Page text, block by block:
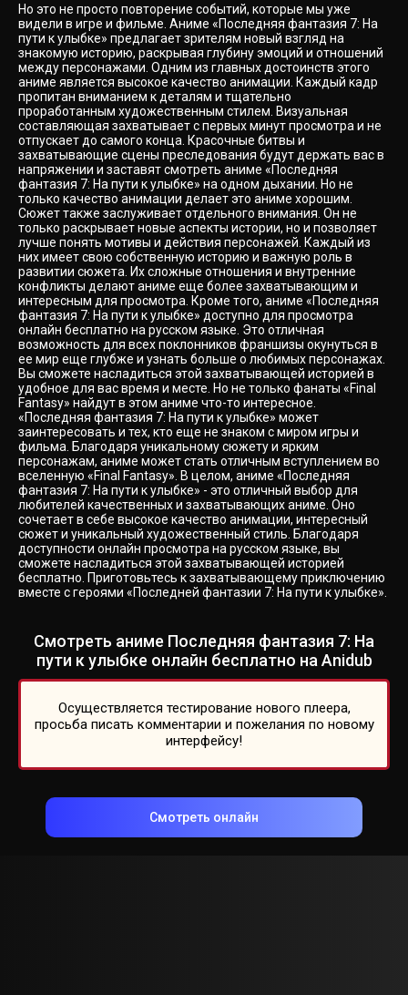
Но это не просто повторение событий, которые мы уже
видели в игре и фильме. Аниме «Последняя фантазия 7: На
пути к улыбке» предлагает зрителям новый взгляд на
знакомую историю, раскрывая глубину эмоций и отношений
между персонажами. Одним из главных достоинств этого
аниме является высокое качество анимации. Каждый кадр
пропитан вниманием к деталям и тщательно
проработанным художественным стилем. Визуальная
составляющая захватывает с первых минут просмотра и не
отпускает до самого конца. Красочные битвы и
захватывающие сцены преследования будут держать вас в
напряжении и заставят смотреть аниме «Последняя
фантазия 7: На пути к улыбке» на одном дыхании. Но не
только качество анимации делает это аниме хорошим.
Сюжет также заслуживает отдельного внимания. Он не
только раскрывает новые аспекты истории, но и позволяет
лучше понять мотивы и действия персонажей. Каждый из
них имеет свою собственную историю и важную роль в
развитии сюжета. Их сложные отношения и внутренние
конфликты делают аниме еще более захватывающим и
интересным для просмотра. Кроме того, аниме «Последняя
фантазия 7: На пути к улыбке» доступно для просмотра
онлайн бесплатно на русском языке. Это отличная
возможность для всех поклонников франшизы окунуться в
ее мир еще глубже и узнать больше о любимых персонажах.
Вы сможете насладиться этой захватывающей историей в
удобное для вас время и месте. Но не только фанаты «Final
Fantasy» найдут в этом аниме что-то интересное.
«Последняя фантазия 7: На пути к улыбке» может
заинтересовать и тех, кто еще не знаком с миром игры и
фильма. Благодаря уникальному сюжету и ярким
персонажам, аниме может стать отличным вступлением во
вселенную «Final Fantasy». В целом, аниме «Последняя
фантазия 7: На пути к улыбке» - это отличный выбор для
любителей качественных и захватывающих аниме. Оно
сочетает в себе высокое качество анимации, интересный
сюжет и уникальный художественный стиль. Благодаря
доступности онлайн просмотра на русском языке, вы
сможете насладиться этой захватывающей историей
бесплатно. Приготовьтесь к захватывающему приключению
вместе с героями «Последней фантазии 7: На пути к улыбке».
Смотреть аниме Последняя фантазия 7: На
пути к улыбке онлайн бесплатно на Anidub
Осуществляется тестирование нового плеера,
просьба писать комментарии и пожелания по новому
интерфейсу!
Смотреть онлайн